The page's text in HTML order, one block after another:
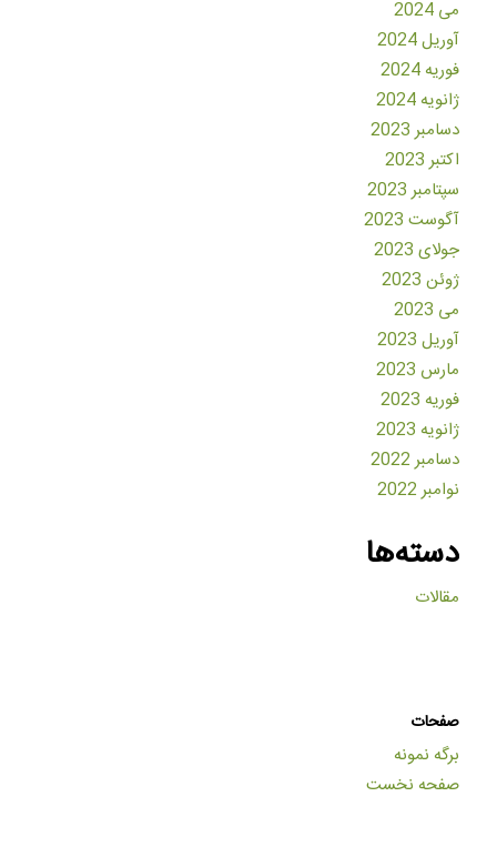
می 2024
آوریل 2024
فوریه 2024
ژانویه 2024
دسامبر 2023
اکتبر 2023
سپتامبر 2023
آگوست 2023
جولای 2023
ژوئن 2023
می 2023
آوریل 2023
مارس 2023
فوریه 2023
ژانویه 2023
دسامبر 2022
نوامبر 2022
دسته‌ها
مقالات
صفحات
برگه نمونه
صفحه نخست